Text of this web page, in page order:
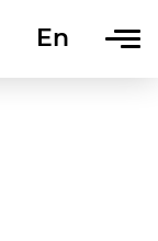
En
Uk